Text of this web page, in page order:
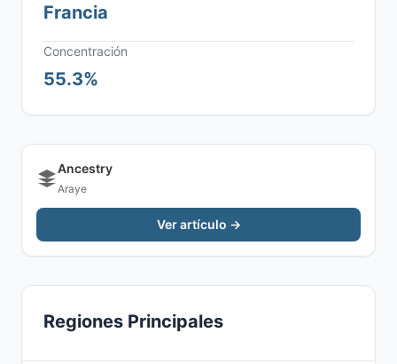
Francia
Concentración
55.3%
Ancestry
Araye
Ver artículo →
Regiones Principales